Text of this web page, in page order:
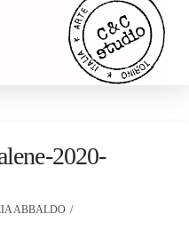
2020-
ABBALDO